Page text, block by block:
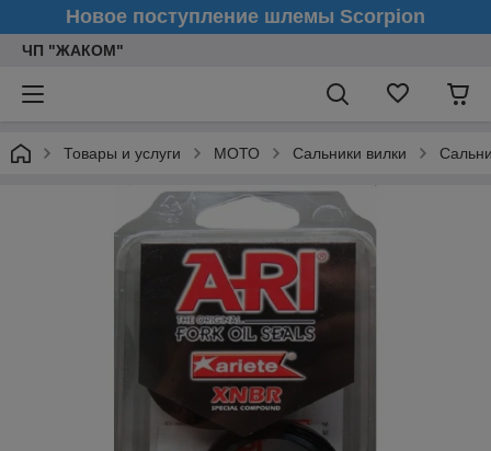
Новое поступление шлемы Scorpion
ЧП "ЖАКОМ"
Товары и услуги МОТО Сальники вилки